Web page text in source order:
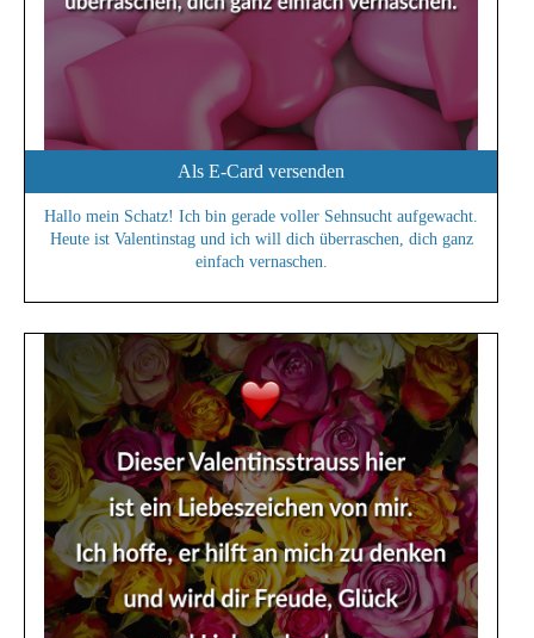
Als E-Card versenden
Hallo mein Schatz! Ich bin gerade voller Sehnsucht aufgewacht.
Heute ist Valentinstag und ich will dich überraschen, dich ganz
einfach vernaschen.